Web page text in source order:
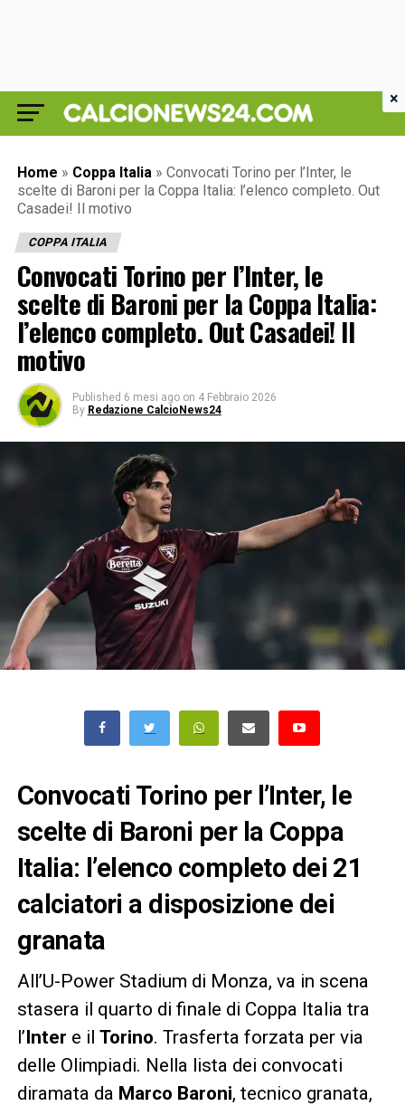
Home » Coppa Italia » Convocati Torino per l’Inter, le
scelte di Baroni per la Coppa Italia: l’elenco completo. Out
Casadei! Il motivo
COPPA ITALIA
Convocati Torino per l’Inter, le
scelte di Baroni per la Coppa Italia:
l’elenco completo. Out Casadei! Il
motivo
Published 6 mesi ago on 4 Febbraio 2026
By Redazione CalcioNews24
Convocati Torino per l’Inter, le
scelte di Baroni per la Coppa
Italia: l’elenco completo dei 21
calciatori a disposizione dei
granata
All’U-Power Stadium di Monza, va in scena
stasera il quarto di finale di Coppa Italia tra
l’Inter e il Torino. Trasferta forzata per via
delle Olimpiadi. Nella lista dei convocati
diramata da Marco Baroni, tecnico granata,
×